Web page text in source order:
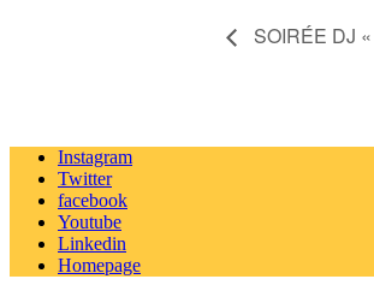
SOIRÉE DJ
Instagram
Twitter
facebook
Youtube
Linkedin
Homepage